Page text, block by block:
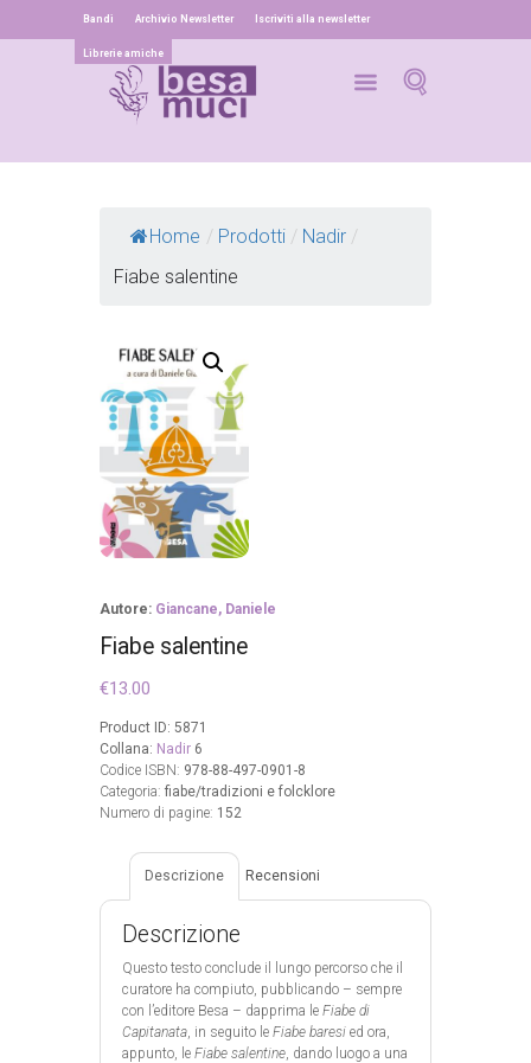
Bandi Archivio Newsletter Iscriviti alla newsletter
Librerie amiche
Home / Prodotti / Nadir /
Fiabe salentine
Autore: Giancane, Daniele
Fiabe salentine
€13.00
Product ID: 5871
Collana: Nadir 6
Codice ISBN: 978-88-497-0901-8
Categoria: fiabe/tradizioni e folcklore
Numero di pagine: 152
Descrizione Recensioni
Descrizione
Questo testo conclude il lungo percorso che il
curatore ha compiuto, pubblicando – sempre
con l’editore Besa – dapprima le Fiabe di
Capitanata , in seguito le Fiabe baresi ed ora,
appunto, le Fiabe salentine , dando luogo a una